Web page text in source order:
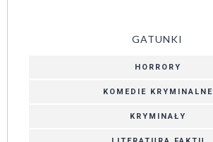
GATUNKI
HORRORY
KOMEDIE KRYMINALNE
KRYMINAŁY